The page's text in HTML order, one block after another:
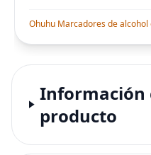
Información
producto